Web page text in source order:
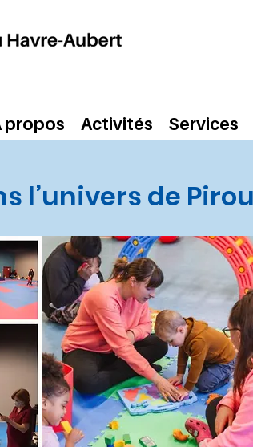
propos Activités Services
l’univers de